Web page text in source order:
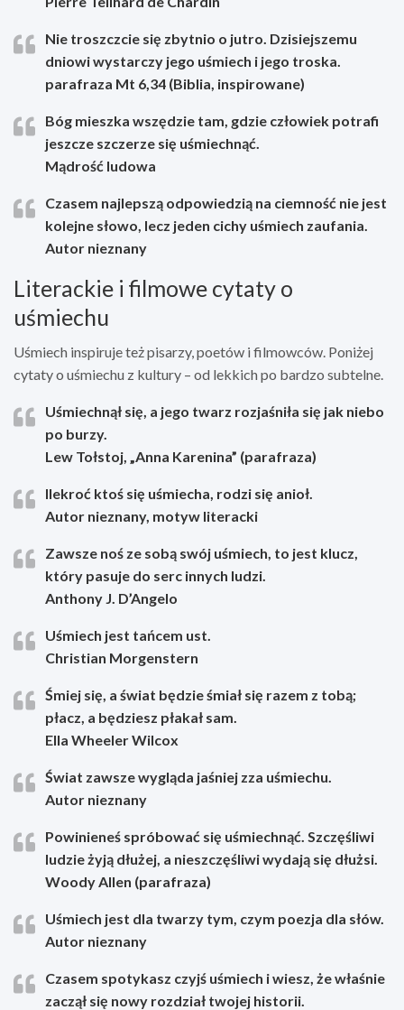
Nie troszczcie się zbytnio o jutro. Dzisiejszemu
dniowi wystarczy jego uśmiech i jego troska.
parafraza Mt 6,34 (Biblia, inspirowane)
Bóg mieszka wszędzie tam, gdzie człowiek potrafi
jeszcze szczerze się uśmiechnąć.
Mądrość ludowa
Czasem najlepszą odpowiedzią na ciemność nie jest
kolejne słowo, lecz jeden cichy uśmiech zaufania.
Autor nieznany
Literackie i filmowe cytaty o
uśmiechu
Uśmiech inspiruje też pisarzy, poetów i filmowców. Poniżej
cytaty o uśmiechu z kultury – od lekkich po bardzo subtelne.
Uśmiechnął się, a jego twarz rozjaśniła się jak niebo
po burzy.
Lew Tołstoj, „Anna Karenina” (parafraza)
Ilekroć ktoś się uśmiecha, rodzi się anioł.
Autor nieznany, motyw literacki
Zawsze noś ze sobą swój uśmiech, to jest klucz,
który pasuje do serc innych ludzi.
Anthony J. D’Angelo
Uśmiech jest tańcem ust.
Christian Morgenstern
Śmiej się, a świat będzie śmiał się razem z tobą;
płacz, a będziesz płakał sam.
Ella Wheeler Wilcox
Świat zawsze wygląda jaśniej zza uśmiechu.
Autor nieznany
Powinieneś spróbować się uśmiechnąć. Szczęśliwi
ludzie żyją dłużej, a nieszczęśliwi wydają się dłużsi.
Woody Allen (parafraza)
Uśmiech jest dla twarzy tym, czym poezja dla słów.
Autor nieznany
Czasem spotykasz czyjś uśmiech i wiesz, że właśnie
zaczął się nowy rozdział twojej historii.